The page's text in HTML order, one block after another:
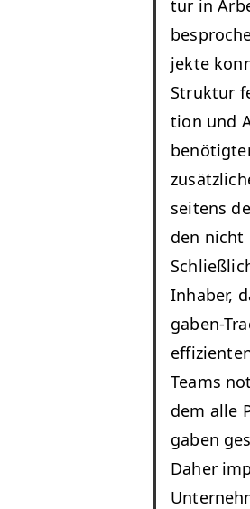
tur in
jek­te
Struk­tur
tion und
seit­ens
den
Inhab­er,
gaben-
Teams
dem alle
gaben
Daher